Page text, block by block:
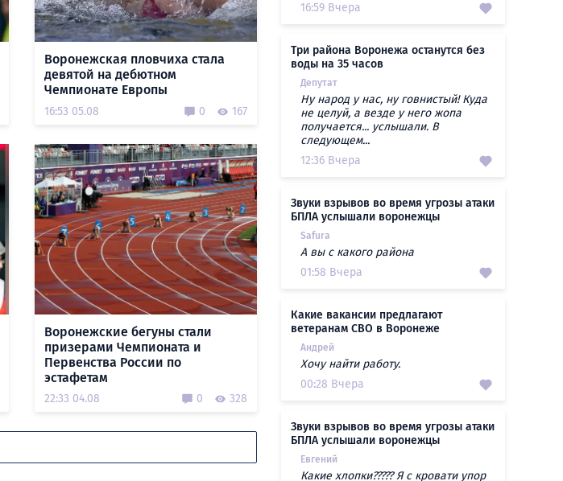
Воронежская пловчиха стала
девятой на дебютном
Чемпионате Европы
16:53 05.08 0 167
Воронежские бегуны стали
призерами Чемпионата и
Первенства России по
эстафетам
22:33 04.08 0 328
16:59 Вчера
Три района Воронежа останутся без
воды на 35 часов
Депутат
Ну народ у нас, ну говнистый! Куда
не целуй, а везде у него жопа
получается... услышали. В
следующем...
12:36 Вчера
Звуки взрывов во время угрозы атаки
БПЛА услышали воронежцы
Safura
А вы с какого района
01:58 Вчера
Какие вакансии предлагают
ветеранам СВО в Воронеже
Андрей
Хочу найти работу.
00:28 Вчера
Звуки взрывов во время угрозы атаки
БПЛА услышали воронежцы
Евгений
Какие хлопки????? Я с кровати упор